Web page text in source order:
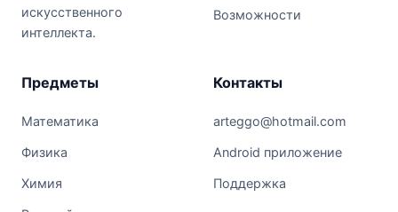
искусственного
интеллекта.
Возможности
Предметы
Математика
Физика
Химия
Контакты
arteggo@hotmail.com
Android приложение
Поддержка